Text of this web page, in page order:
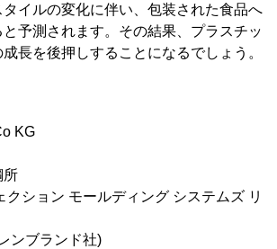
イルの変化に伴い、包装された食品へ
予測されます。その結果、プラスチッ
長を後押しすることになるでしょう。
KG
所
クション モールディング システムズ リ
ンブランド社)